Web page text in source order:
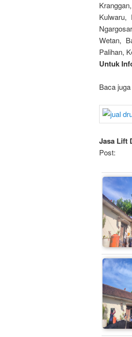
Kulwaru,
Wetan,
Palihan,
Untuk
Baca
Jasa Lift
Post: